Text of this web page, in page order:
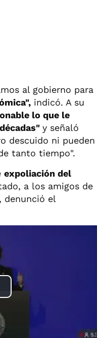
al gobierno para
indicó. A su
lo que le
y señaló
descuido ni pueden
tanto tiempo".
expoliación del
a los amigos de
denunció el